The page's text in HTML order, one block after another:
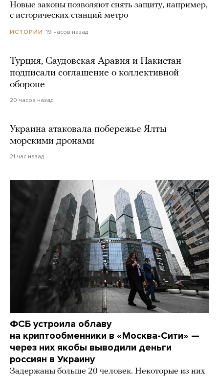
Новые законы позволяют снять защиту, например,
с исторических станций метро
ИСТОРИИ 19 часов назад
Турция, Саудовская Аравия и Пакистан
подписали соглашение о коллективной
обороне
20 часов назад
Украина атаковала побережье Ялты
морскими дронами
21 час назад
ФСБ устроила облаву
на криптообменники в «Москва-Сити» —
через них якобы выводили деньги
россиян в Украину
Задержаны больше 20 человек. Некоторые из них